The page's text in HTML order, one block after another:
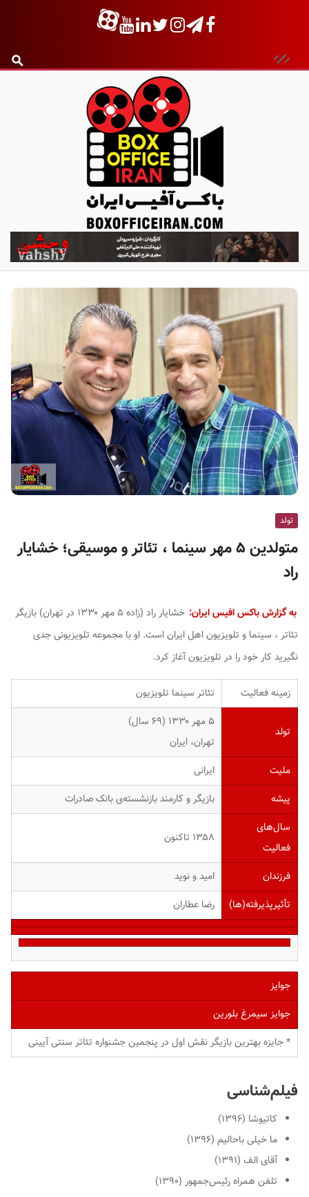
ب
ا
ک
س
ف
ی
س
ا
ی
ر
ا
ن
تولد
متولدین ۵ مهر سینما ، تئاتر و موسیقی؛ خشایار
راد
به گزارش باکس افیس ایران:
خشایار راد (زاده ۵ مهر ۱۳۳۰ در تهران) بازیگر
تئاتر ، سینما و تلویزیون اهل ایران است. او با مجموعه تلویزیونیجدی
نگیرید کار خود را در تلویزیون آغاز کرد.
زمینه فعالیت تئاتر سینما تلویزیون
تولد
۵ مهر ۱۳۳۰ (۶۹ سال)
تهران، ایران
ملیت
ایرانی
پیشه
بازیگر و کارمند بازنشسته‌ی بانک صادرات
سال‌های
فعالیت
۱۳۵۸ تاکنون
فرزندان
امید و نوید
تأثیرپذیرفته(‌ها)
رضا عطاران
جوایز
جوایز سیمرغ بلورین
* جایزه بهترین بازیگر نقش اول در پنجمین جشنواره تئاتر سنتی آیینی
فیلم‌شناسی
کاتیوشا (۱۳۹۶)
ما خیلی باحالیم (۱۳۹۶)
آقای الف (۱۳۹۱)
تلفن همراه رئیس‌جمهور (۱۳۹۰)